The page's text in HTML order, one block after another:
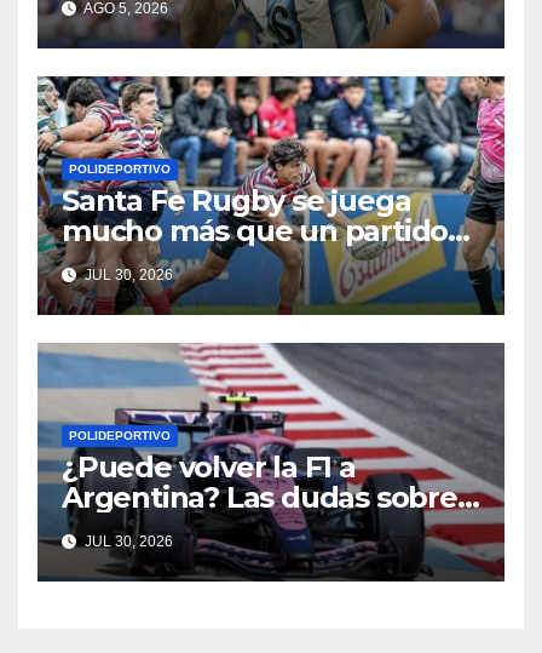
AGO 5, 2026
POLIDEPORTIVO
Santa Fe Rugby se juega
mucho más que un partido
en Córdoba
JUL 30, 2026
POLIDEPORTIVO
¿Puede volver la F1 a
Argentina? Las dudas sobre
Qatar y Abu Dabi reavivan la
ilusión
JUL 30, 2026